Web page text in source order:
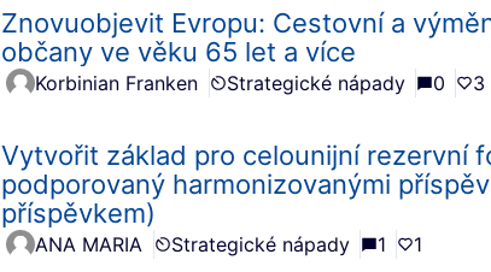
Znovuobjevit Evropu: Cestovní a
občany ve věku 65 let a více
Korbinian Franken Strategické nápady 0 3
Vytvořit základ pro celounijní rezervní
podporovaný harmonizovanými
příspěvkem)
ANA MARIA Strategické nápady 1 1